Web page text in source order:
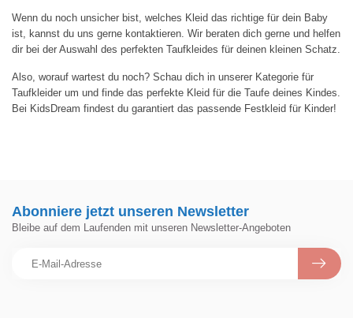
Wenn du noch unsicher bist, welches Kleid das richtige für dein Baby
ist, kannst du uns gerne kontaktieren. Wir beraten dich gerne und helfen
dir bei der Auswahl des perfekten Taufkleides für deinen kleinen Schatz.
Also, worauf wartest du noch? Schau dich in unserer Kategorie für
Taufkleider um und finde das perfekte Kleid für die Taufe deines Kindes.
Bei KidsDream findest du garantiert das passende Festkleid für Kinder!
Abonniere jetzt unseren Newsletter
Bleibe auf dem Laufenden mit unseren Newsletter-Angeboten